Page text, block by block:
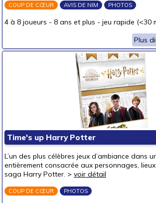
COUP DE CŒUR AVIS DE NIM PHOTOS
4 à 8 joueurs - 8 ans et plus - jeu rapide (<30
Plus
Time's up Harry Potter
L’un des plus célèbres jeux d’ambiance dans
entièrement consacrée aux personnages,
saga Harry Potter. > voir détail
COUP DE CŒUR PHOTOS